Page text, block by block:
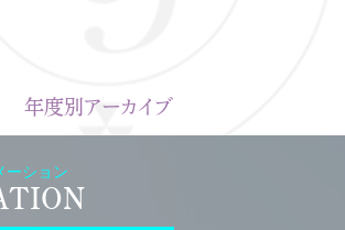
年度別アーカイブ
ーション